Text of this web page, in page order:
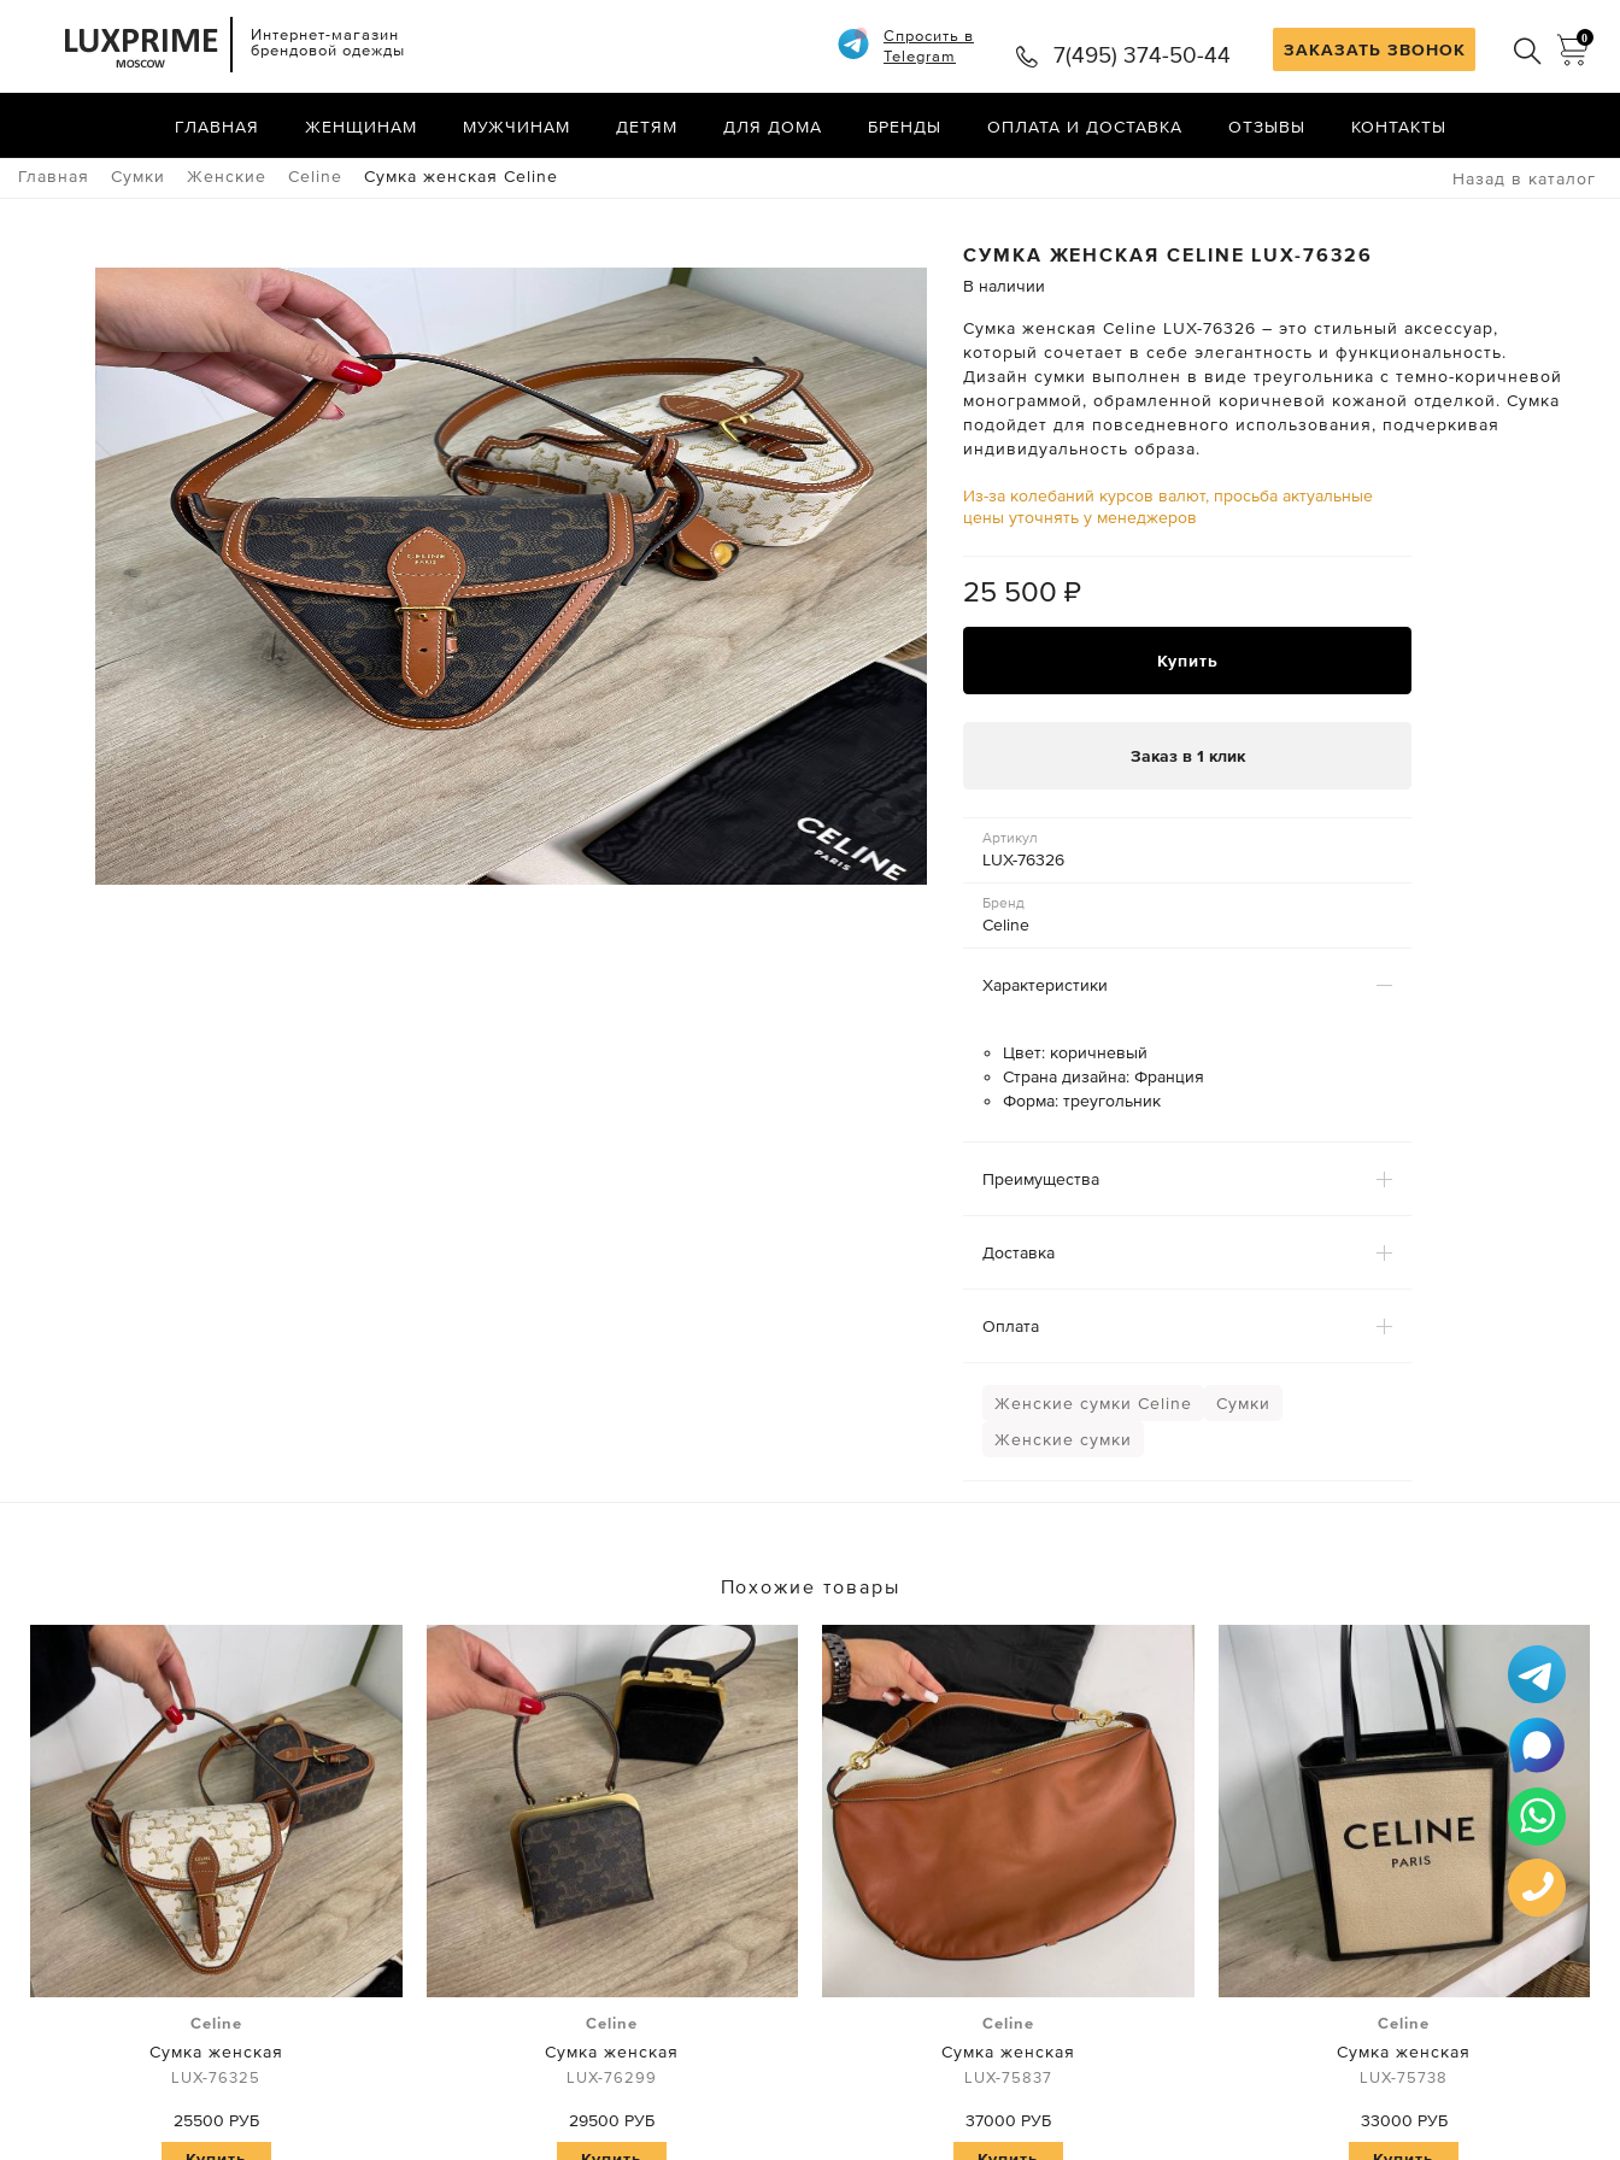
Интернет-магазин
брендовой одежды
ЗАКАЗАТЬ ЗВОНОК
0
Спросить в
Telegram
7(495) 374-50-44
ГЛАВНАЯ ЖЕНЩИНАМ МУЖЧИНАМ ДЕТЯМ ДЛЯ ДОМА БРЕНДЫ ОПЛАТА И ДОСТАВКА ОТЗЫВЫ КОНТАКТЫ
Главная Сумки Женские Celine Сумка женская Celine Назад в каталог
СУМКА ЖЕНСКАЯ CELINE LUX-76326
В наличии
Сумка женская Celine LUX-76326 – это стильный аксессуар,
который сочетает в себе элегантность и функциональность.
Дизайн сумки выполнен в виде треугольника с темно-коричневой
монограммой, обрамленной коричневой кожаной отделкой. Сумка
подойдет для повседневного использования, подчеркивая
индивидуальность образа.
Из-за колебаний курсов валют, просьба актуальные
цены уточнять у менеджеров
25 500 ₽
Купить
Заказ в 1 клик
Артикул
LUX-76326
Бренд
Celine
Характеристики
Цвет: коричневый
Страна дизайна: Франция
Форма: треугольник
Преимущества
Доставка
Оплата
Женские сумки Celine
Сумки
Женские сумки
Похожие товары
Celine
Сумка женская
LUX-76325
25500 РУБ
Celine
Сумка женская
LUX-76299
29500 РУБ
Celine
Сумка женская
LUX-75837
37000 РУБ
Celine
Сумка женская
LUX-75738
33000 РУБ